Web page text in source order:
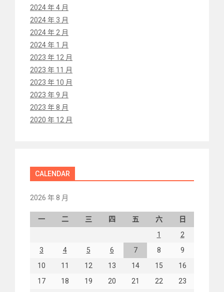
2024 年 4 月
2024 年 3 月
2024 年 2 月
2024 年 1 月
2023 年 12 月
2023 年 11 月
2023 年 10 月
2023 年 9 月
2023 年 8 月
2020 年 12 月
CALENDAR
2026 年 8 月
一 二 三 四 五 六
日
1
2
3
4 5 6 7 8
9
10
11 12 13 14 15
16
17
18 19 20 21 22
23